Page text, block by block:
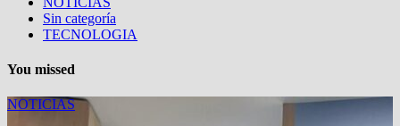
Sin categoría
TECNOLOGIA
You missed
NOTICIAS